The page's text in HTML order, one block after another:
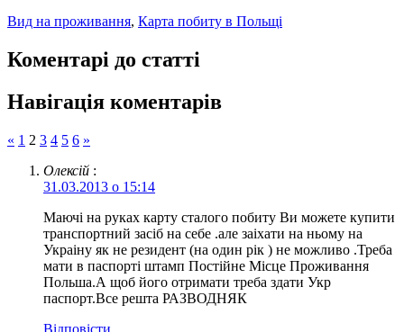
Вид на проживання, Карта побиту в Польщі
Коментарі до статті
Навігація коментарів
« 1 2 3 4 5 6 »
Олексій :
31.03.2013 о 15:14
Маючі на руках карту сталого побиту Ви можете купити
транспортний засіб на себе .але заіхати на ньому на
Украіну як не резидент (на один рік ) не можливо .Треба
мати в паспорті штамп Постійне Місце Проживання
Польша.А щоб його отримати треба здати Укр
паспорт.Все решта РАЗВОДНЯК
Відповіcти